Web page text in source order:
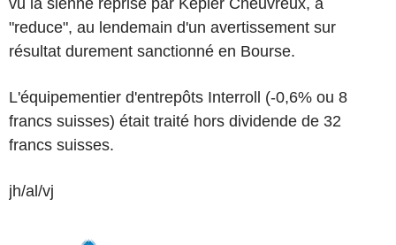
"reduce", au lendemain d'un avertissement sur
résultat durement sanctionné en Bourse.
L'équipementier d'entrepôts Interroll (-0,6% ou 8
francs suisses) était traité hors dividende de 32
francs suisses.
jh/al/vj